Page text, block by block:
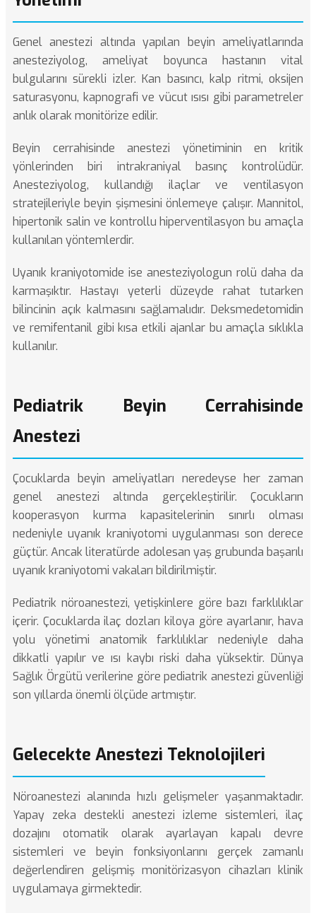
Genel anestezi altında yapılan beyin ameliyatlarında
anesteziyolog, ameliyat boyunca hastanın vital
bulgularını sürekli izler. Kan basıncı, kalp ritmi, oksijen
saturasyonu, kapnografi ve vücut ısısı gibi parametreler
anlık olarak monitörize edilir.
Beyin cerrahisinde anestezi yönetiminin en kritik
yönlerinden biri intrakraniyal basınç kontrolüdür.
Anesteziyolog, kullandığı ilaçlar ve ventilasyon
stratejileriyle beyin şişmesini önlemeye çalışır. Mannitol,
hipertonik salin ve kontrollu hiperventilasyon bu amaçla
kullanılan yöntemlerdir.
Uyanık kraniyotomide ise anesteziyologun rolü daha da
karmaşıktır. Hastayı yeterli düzeyde rahat tutarken
bilincinin açık kalmasını sağlamalıdır. Deksmedetomidin
ve remifentanil gibi kısa etkili ajanlar bu amaçla sıklıkla
kullanılır.
Pediatrik Beyin Cerrahisinde
Anestezi
Çocuklarda beyin ameliyatları neredeyse her zaman
genel anestezi altında gerçekleştirilir. Çocukların
kooperasyon kurma kapasitelerinin sınırlı olması
nedeniyle uyanık kraniyotomi uygulanması son derece
güçtür. Ancak literatürde adolesan yaş grubunda başarılı
uyanık kraniyotomi vakaları bildirilmiştir.
Pediatrik nöroanestezi, yetişkinlere göre bazı farklılıklar
içerir. Çocuklarda ilaç dozları kiloya göre ayarlanır, hava
yolu yönetimi anatomik farklılıklar nedeniyle daha
dikkatli yapılır ve ısı kaybı riski daha yüksektir. Dünya
Sağlık Örgütü verilerine göre pediatrik anestezi güvenliği
son yıllarda önemli ölçüde artmıştır.
Gelecekte Anestezi Teknolojileri
Nöroanestezi alanında hızlı gelişmeler yaşanmaktadır.
Yapay zeka destekli anestezi izleme sistemleri, ilaç
dozajını otomatik olarak ayarlayan kapalı devre
sistemleri ve beyin fonksiyonlarını gerçek zamanlı
değerlendiren gelişmiş monitörizasyon cihazları klinik
uygulamaya girmektedir.